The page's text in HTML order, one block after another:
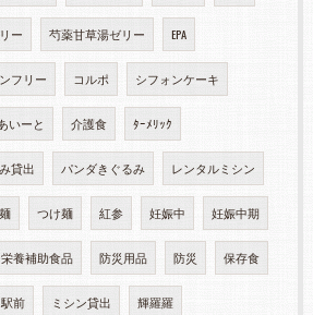
ー 芍薬甘草湯ゼリー EPA
フリー コルポ シフォンケーキ
いーと 介護食 ﾀｰﾒﾘｯｸ
貸出 パンダきぐるみ レンタルミシン
つけ麺 紅参 妊娠中 妊娠中期
栄養補助食品 防災用品 防災 保存食
駅前 ミシン貸出 輝羅羅